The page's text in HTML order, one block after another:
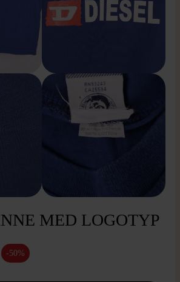
MED LOGOTYP
-50%